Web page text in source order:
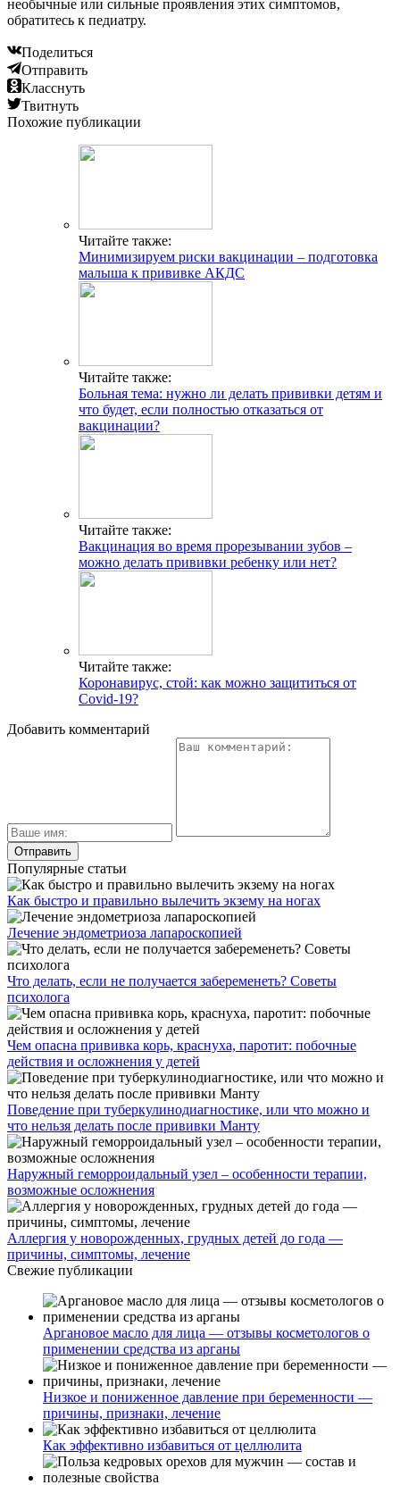
необычные или сильные проявления этих симптомов,
обратитесь к педиатру.
Поделиться
Отправить
Класснуть
Твитнуть
Похожие публикации
Читайте также:
Минимизируем риски вакцинации – подготовка
малыша к прививке АКДС
Читайте также:
Больная тема: нужно ли делать прививки детям и
что будет, если полностью отказаться от
вакцинации?
Читайте также:
Вакцинация во время прорезывании зубов –
можно делать прививки ребенку или нет?
Читайте также:
Коронавирус, стой: как можно защититься от
Covid-19?
Добавить комментарий
Популярные статьи
Как быстро и правильно вылечить экзему на ногах
Лечение эндометриоза лапароскопией
Что делать, если не получается забеременеть? Советы
психолога
Чем опасна прививка корь, краснуха, паротит: побочные
действия и осложнения у детей
Поведение при туберкулинодиагностике, или что можно и
что нельзя делать после прививки Манту
Наружный геморроидальный узел – особенности терапии,
возможные осложнения
Аллергия у новорожденных, грудных детей до года —
причины, симптомы, лечение
Свежие публикации
Аргановое масло для лица — отзывы косметологов о
применении средства из арганы
Низкое и пониженное давление при беременности —
причины, признаки, лечение
Как эффективно избавиться от целлюлита